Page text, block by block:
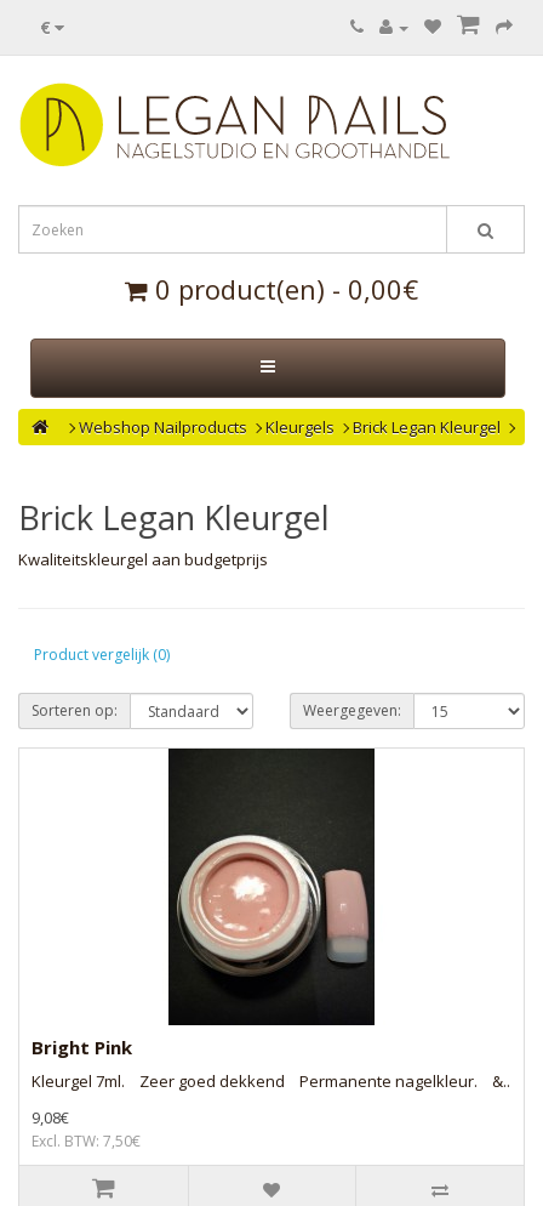
€
0 product(en) - 0,00€
Webshop Nailproducts Kleurgels Brick Legan Kleurgel
Brick Legan Kleurgel
Kwaliteitskleurgel aan budgetprijs
Product vergelijk (0)
Sorteren op: Weergegeven:
Bright Pink
Kleurgel 7ml. Zeer goed dekkend Permanente nagelkleur. &..
9,08€
Excl. BTW: 7,50€